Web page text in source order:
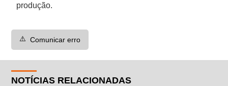
produção.
⚠️ Comunicar erro
NOTÍCIAS RELACIONADAS